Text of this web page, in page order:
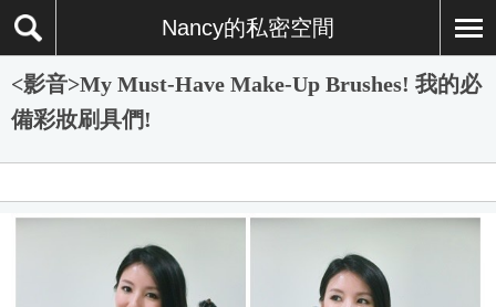
Nancy的私密空間
<影音>My Must-Have Make-Up Brushes! 我的必
備彩妝刷具們!